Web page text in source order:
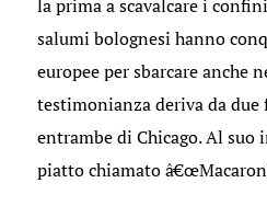
la prima a scavalcare i
salumi bolognesi hanno
europee per sbarcare anche
testimonianza deriva da
entrambe di Chicago. Al
piatto chiamato